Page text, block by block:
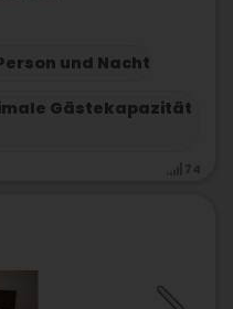
und Nacht
Gästekapazität